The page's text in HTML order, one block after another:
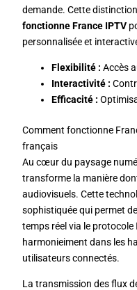
demande. Cette
fonctionne France IPTV
personnalisée et
Flexibilité : Accès
Interactivité :
Efficacité :
Comment fonctionne
français
Au cœur du paysage
transforme la manière
audiovisuels. Cette
sophistiquée qui permet
temps réel via le protocole
harmonieiment dans les
utilisateurs connectés.
La transmission des flux